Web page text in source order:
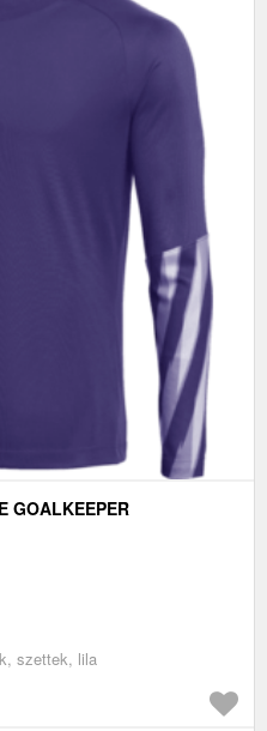
GOALKEEPER
szettek, lila